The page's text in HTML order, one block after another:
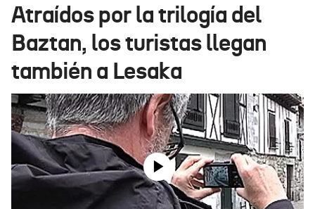
Ikusmiran
Eguraldia
Atraídos por la trilogía del
Baztan, los turistas llegan
también a Lesaka